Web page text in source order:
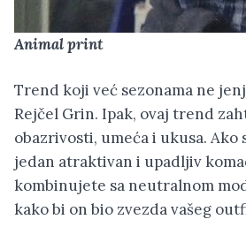
Animal print
Trend koji već sezonama ne
Rejčel Grin. Ipak, ovaj trend
obazrivosti, umeća i ukusa. Ako
jedan atraktivan i upadljiv
kombinujete sa neutralnom
kako bi on bio zvezda vašeg